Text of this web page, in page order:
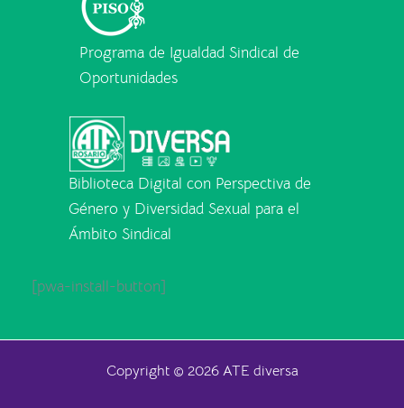
Programa de Igualdad Sindical de
Oportunidades
Biblioteca Digital con Perspectiva de
Género y Diversidad Sexual para el
Ámbito Sindical
[pwa-install-button]
Copyright © 2026 ATE diversa